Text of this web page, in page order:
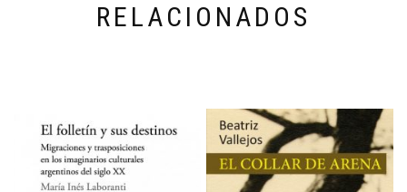
RELACIONADOS